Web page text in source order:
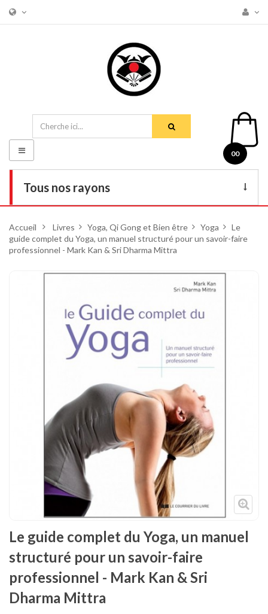
00
Tous nos rayons
DVD
Chaussures
Protections
Cible de frappe
Accessoires
Tatamis
Décoration
Basculer
la
navigation
Accueil > Livres > Yoga, Qi Gong et Bien être > Yoga > Le
guide complet du Yoga, un manuel structuré pour un savoir-faire
professionnel - Mark Kan & Sri Dharma Mittra
Le guide complet du Yoga, un manuel
structuré pour un savoir-faire
professionnel - Mark Kan & Sri
Dharma Mittra